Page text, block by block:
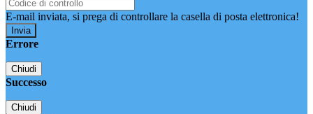
E-mail inviata, si prega di controllare la casella di posta elettronica!
Errore
Chiudi
Successo
Chiudi